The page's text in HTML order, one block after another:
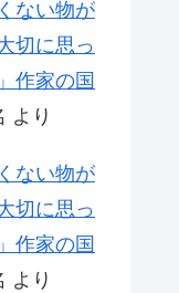
ない物が
切に思っ
作家の国
より
ない物が
切に思っ
作家の国
より